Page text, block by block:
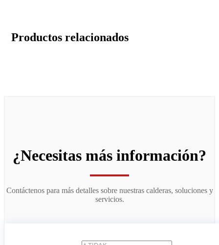
Productos relacionados
¿Necesitas más información?
Contáctenos para más detalles sobre nuestras calderas, soluciones y
servicios.